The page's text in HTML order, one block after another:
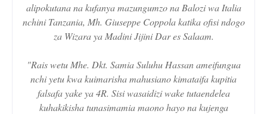
alipokutana na kufanya mazungumzo na Balozi wa Italia
nchini Tanzania, Mh. Giuseppe Coppola katika ofisi ndogo
za Wizara ya Madini Jijini Dar es Salaam.
"Rais wetu Mhe. Dkt. Samia Suluhu Hassan ameifungua
nchi yetu kwa kuimarisha mahusiano kimataifa kupitia
falsafa yake ya 4R. Sisi wasaidizi wake tutaendelea
kuhakikisha tunasimamia maono hayo na kujenga